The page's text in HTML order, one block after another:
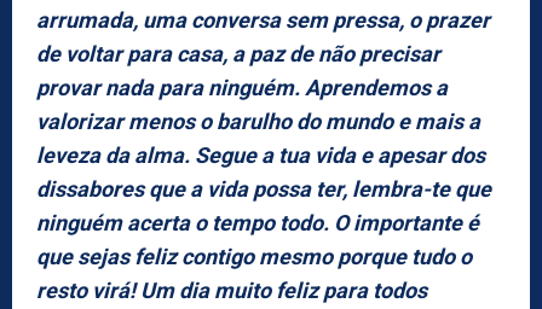
arrumada, uma conversa sem pressa, o prazer
de voltar para casa, a paz de não precisar
provar nada para ninguém. Aprendemos a
valorizar menos o barulho do mundo e mais a
leveza da alma. Segue a tua vida e apesar dos
dissabores que a vida possa ter, lembra-te que
ninguém acerta o tempo todo. O importante é
que sejas feliz contigo mesmo porque tudo o
resto virá! Um dia muito feliz para todos